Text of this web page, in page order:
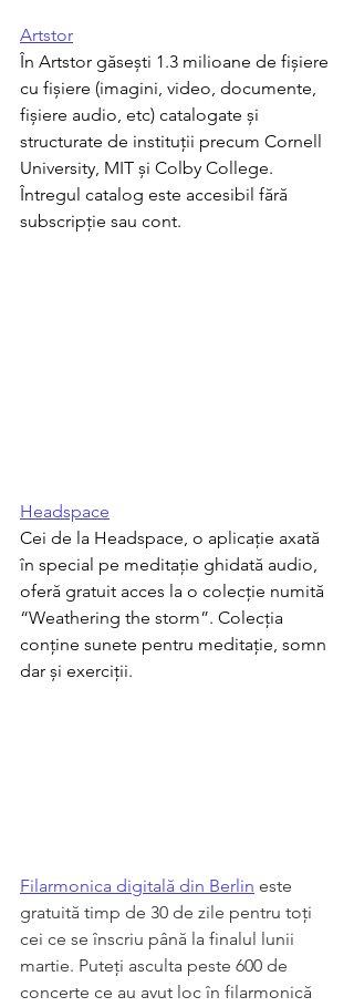
Artstor
În Artstor găsești 1.3 milioane de fișiere
cu fișiere (imagini, video, documente,
fișiere audio, etc) catalogate și
structurate de instituții precum Cornell
University, MIT și Colby College.
Întregul catalog este accesibil fără
subscripție sau cont.
Headspace
Cei de la Headspace, o aplicație axată
în special pe meditație ghidată audio,
oferă gratuit acces la o colecție numită
“Weathering the storm”. Colecția
conține sunete pentru meditație, somn
dar și exerciții.
Filarmonica digitală din Berlin este
gratuită timp de 30 de zile pentru toți
cei ce se înscriu până la finalul lunii
martie. Puteți asculta peste 600 de
concerte ce au avut loc în filarmonică